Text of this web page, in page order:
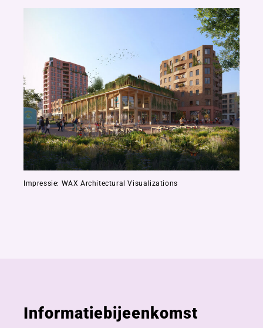
Impressie: WAX Architectural Visualizations
Informatiebijeenkomst